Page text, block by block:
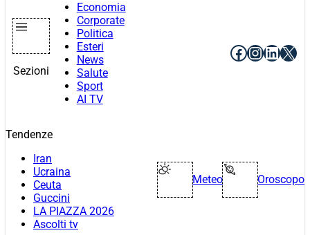
Sezioni
Economia
Corporate
Politica
Esteri
News
Salute
Sport
AI TV
Facebook
X
Tendenze
Iran
Ucraina
Ceuta
Guccini
LA PIAZZA 2026
Ascolti tv
Meteo Oroscopo